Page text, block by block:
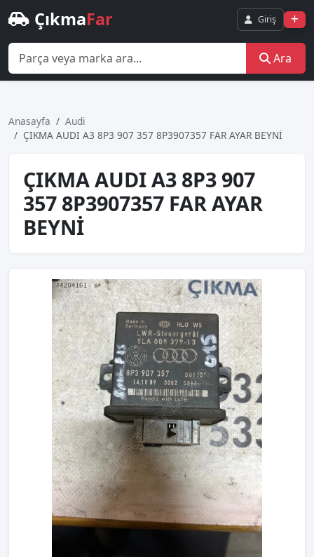
ÇıkmaFar Giriş
Ara
Anasayfa
Audi
ÇIKMA AUDI A3 8P3 907 357 8P3907357 FAR AYAR BEYNİ
ÇIKMA AUDI A3 8P3 907
357 8P3907357 FAR AYAR
BEYNİ